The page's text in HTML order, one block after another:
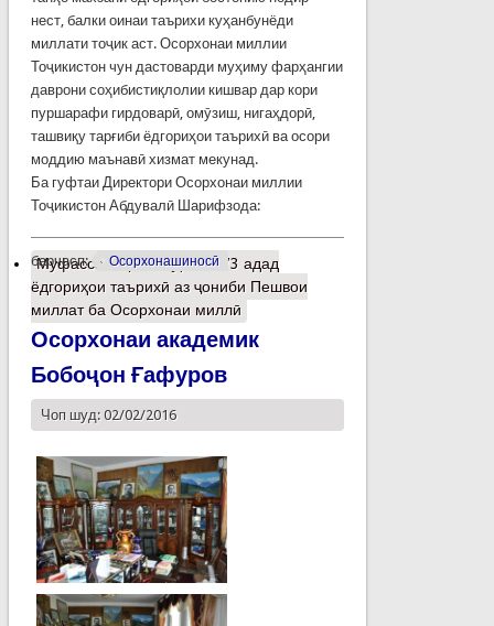
нест, балки оинаи таърихи куҳанбунёди
миллати тоҷик аст. Осорхонаи миллии
Тоҷикистон чун дастоварди муҳиму фарҳангии
даврони соҳибистиқлолии кишвар дар кори
пуршарафи гирдоварӣ, омӯзиш, нигаҳдорӣ,
ташвиқу тарғиби ёдгориҳои таърихӣ ва осори
моддию маънавӣ хизмат мекунад.
Ба гуфтаи Директори Осорхонаи миллии
Тоҷикистон Абдувалӣ Шарифзода:
барчасп: Осорхонашиносӣ
Муфассалтаро Эҳдои 1173 адад
ёдгориҳои таърихӣ аз ҷониби Пешвои
миллат ба Осорхонаи миллӣ
Осорхонаи академик
Бобоҷон Ғафуров
Чоп шуд: 02/02/2016